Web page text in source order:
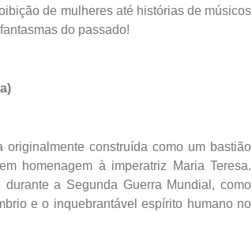
de mulheres até histórias de músicos
do passado!
construída como um bastião
homenagem à imperatriz Maria Teresa.
a Segunda Guerra Mundial, como
e o inquebrantável espírito humano no